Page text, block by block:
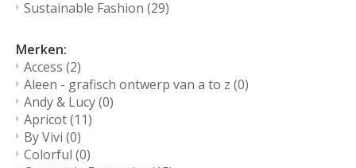
Sustainable Fashion (29)
Merken:
Access (2)
Aleen - grafisch ontwerp van a to z (0)
Andy & Lucy(0)
Apricot(11)
By Vivi (0)
Colorful (0)